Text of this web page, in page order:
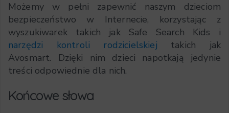
Możemy w pełni zapewnić naszym dzieciom
bezpieczeństwo w Internecie, korzystając z
wyszukiwarek takich jak Safe Search Kids i
narzędzi kontroli rodzicielskiej takich jak
Avosmart. Dzięki nim dzieci napotkają jedynie
treści odpowiednie dla nich.
Końcowe słowa